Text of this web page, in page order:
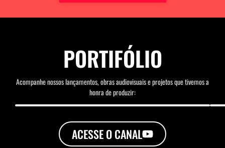
PORTIFÓLIO
Acompanhe nossos lançamentos, obras audiovisuais e projetos que tivemos a
honra de produzir:
ACESSE O CANAL